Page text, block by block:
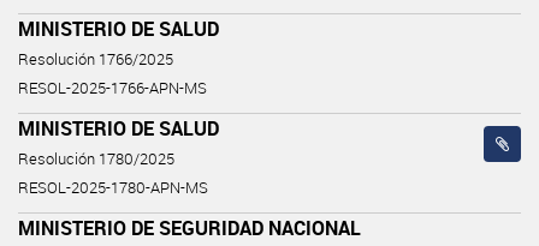
MINISTERIO DE SALUD
Resolución 1766/2025
RESOL-2025-1766-APN-MS
MINISTERIO DE SALUD
Resolución 1780/2025
RESOL-2025-1780-APN-MS
MINISTERIO DE SEGURIDAD NACIONAL